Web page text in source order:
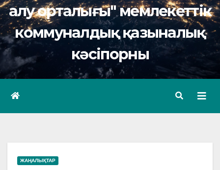
алу орталығы" мемлекеттік
коммуналдық қазыналық
кәсіпорны
ЖАҢАЛЫҚТАР